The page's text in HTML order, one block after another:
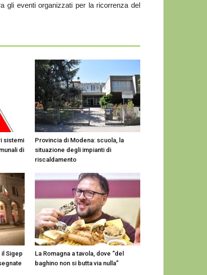
gli eventi organizzati per la ricorrenza del
sistemi
di
Provincia di Modena: scuola, la
situazione degli impianti di
riscaldamento
Sigep
La Romagna a tavola, dove “del
baghino non si butta via nulla”